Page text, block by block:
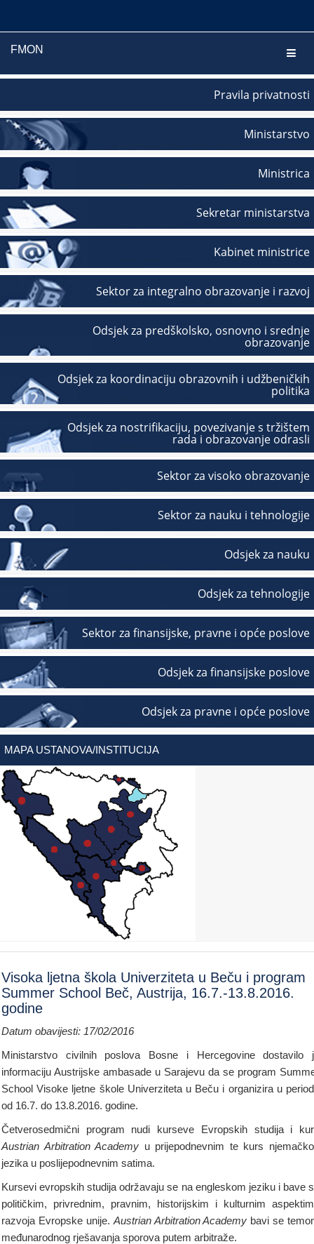
FMON
Pravila privatnosti
Ministarstvo
Ministrica
Sekretar ministarstva
Kabinet ministrice
Sektor za integralno obrazovanje i razvoj
Odsjek za predškolsko, osnovno i srednje
obrazovanje
Odsjek za koordinaciju obrazovnih i udžbeničkih
politika
Odsjek za nostrifikaciju, povezivanje s tržištem
rada i obrazovanje odrasli
Sektor za visoko obrazovanje
Sektor za nauku i tehnologije
Odsjek za nauku
Odsjek za tehnologije
Sektor za finansijske, pravne i opće poslove
Odsjek za finansijske poslove
Odsjek za pravne i opće poslove
MAPA USTANOVA/INSTITUCIJA
Visoka ljetna škola Univerziteta u Beču i program
Summer School Beč, Austrija, 16.7.-13.8.2016.
godine
Datum obavijesti: 17/02/2016
Ministarstvo civilnih poslova Bosne i Hercegovine dostavilo
informaciju Austrijske ambasade u Sarajevu da se program
School Visoke ljetne škole Univerziteta u Beču i organizira u
od 16.7. do 13.8.2016. godine.
Četverosedmični program nudi kurseve Evropskih studija i
Austrian Arbitration Academy u prijepodnevnim te kurs
jezika u poslijepodnevnim satima.
Kursevi evropskih studija održavaju se na engleskom jeziku i bave
političkim, privrednim, pravnim, historijskim i kulturnim
razvoja Evropske unije. Austrian Arbitration Academy bavi se
međunarodnog rješavanja sporova putem arbitraže.